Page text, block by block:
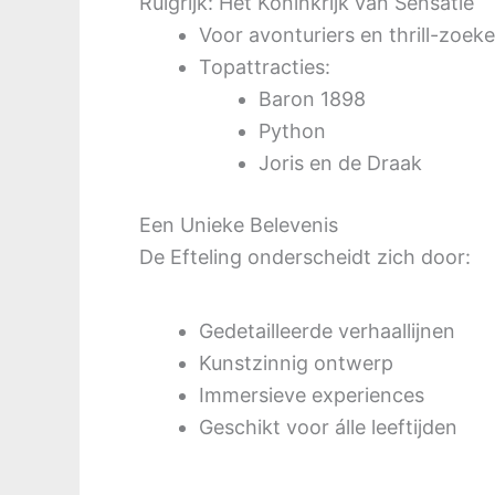
Voor avonturiers en thrill-
Topattracties:
Baron 1898
Python
Joris en de Draak
Een Unieke Belevenis
De Efteling onderscheidt zich door:
Gedetailleerde verhaallijnen
Kunstzinnig ontwerp
Immersieve experiences
Geschikt voor álle leeftijden